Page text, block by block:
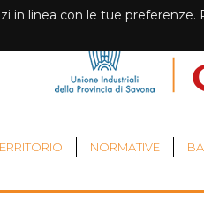
NORMATIVE
linea con le tue